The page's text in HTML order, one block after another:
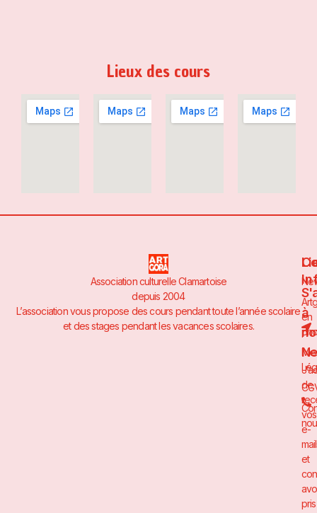
Lieux des cours
Association culturelle Clamartoise
depuis 2004
L’association vous propose des cours pendant toute l’année scolaire
et des stages pendant les vacances scolaires.
en
à
de
vos
e-
et
pris